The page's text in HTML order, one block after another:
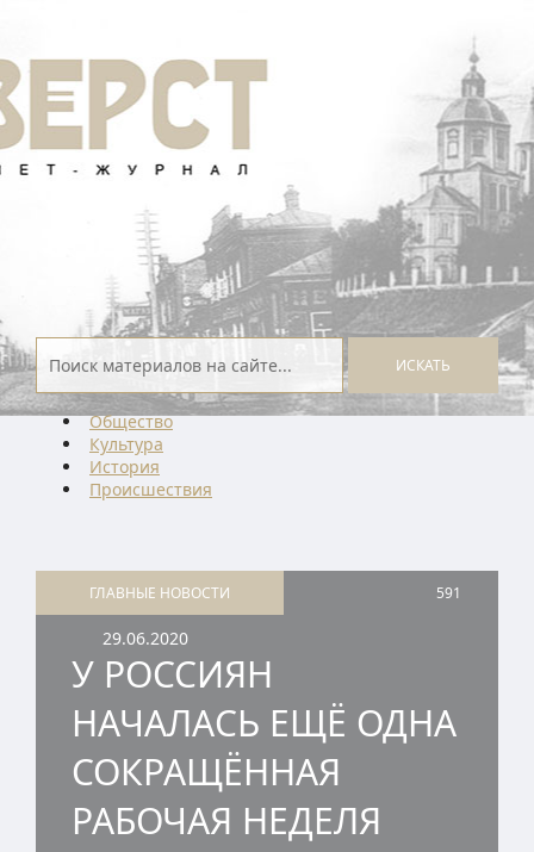
ИСКАТЬ
Общество
Культура
История
Проиcшествия
ГЛАВНЫЕ НОВОСТИ 591
29.06.2020
У РОССИЯН
НАЧАЛАСЬ ЕЩЁ ОДНА
СОКРАЩЁННАЯ
РАБОЧАЯ НЕДЕЛЯ